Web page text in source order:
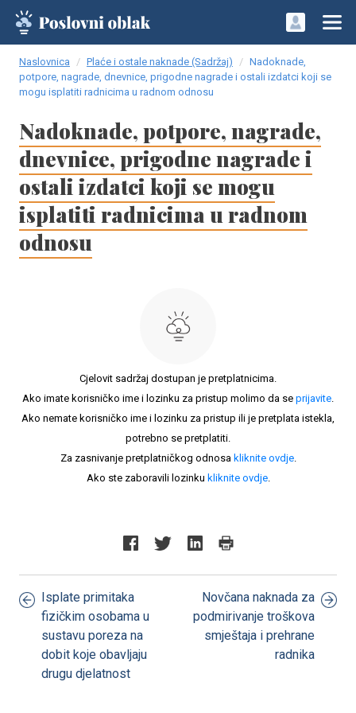
Naslovnica Plaće i ostale naknade (Sadržaj)
Nadoknade,
potpore, nagrade, dnevnice, prigodne nagrade i ostali izdatci koji se
mogu isplatiti radnicima u radnom odnosu
Nadoknade, potpore, nagrade,
dnevnice, prigodne nagrade i
ostali izdatci koji se mogu
isplatiti radnicima u radnom
odnosu
Cjelovit sadržaj dostupan je pretplatnicima.
Ako imate korisničko ime i lozinku za pristup molimo da se prijavite.
Ako nemate korisničko ime i lozinku za pristup ili je pretplata istekla,
potrebno se pretplatiti.
Za zasnivanje pretplatničkog odnosa kliknite ovdje.
Ako ste zaboravili lozinku kliknite ovdje.
Isplate primitaka
fizičkim osobama u
sustavu poreza na
dobit koje obavljaju
drugu djelatnost
Novčana naknada za
podmirivanje troškova
smještaja i prehrane
radnika